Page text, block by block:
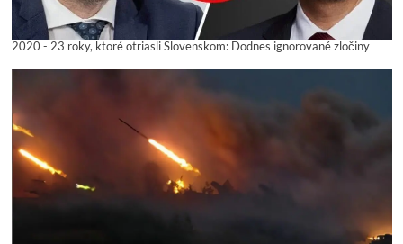
2020 - 23 roky, ktoré otriasli Slovenskom: Dodnes ignorované zločiny